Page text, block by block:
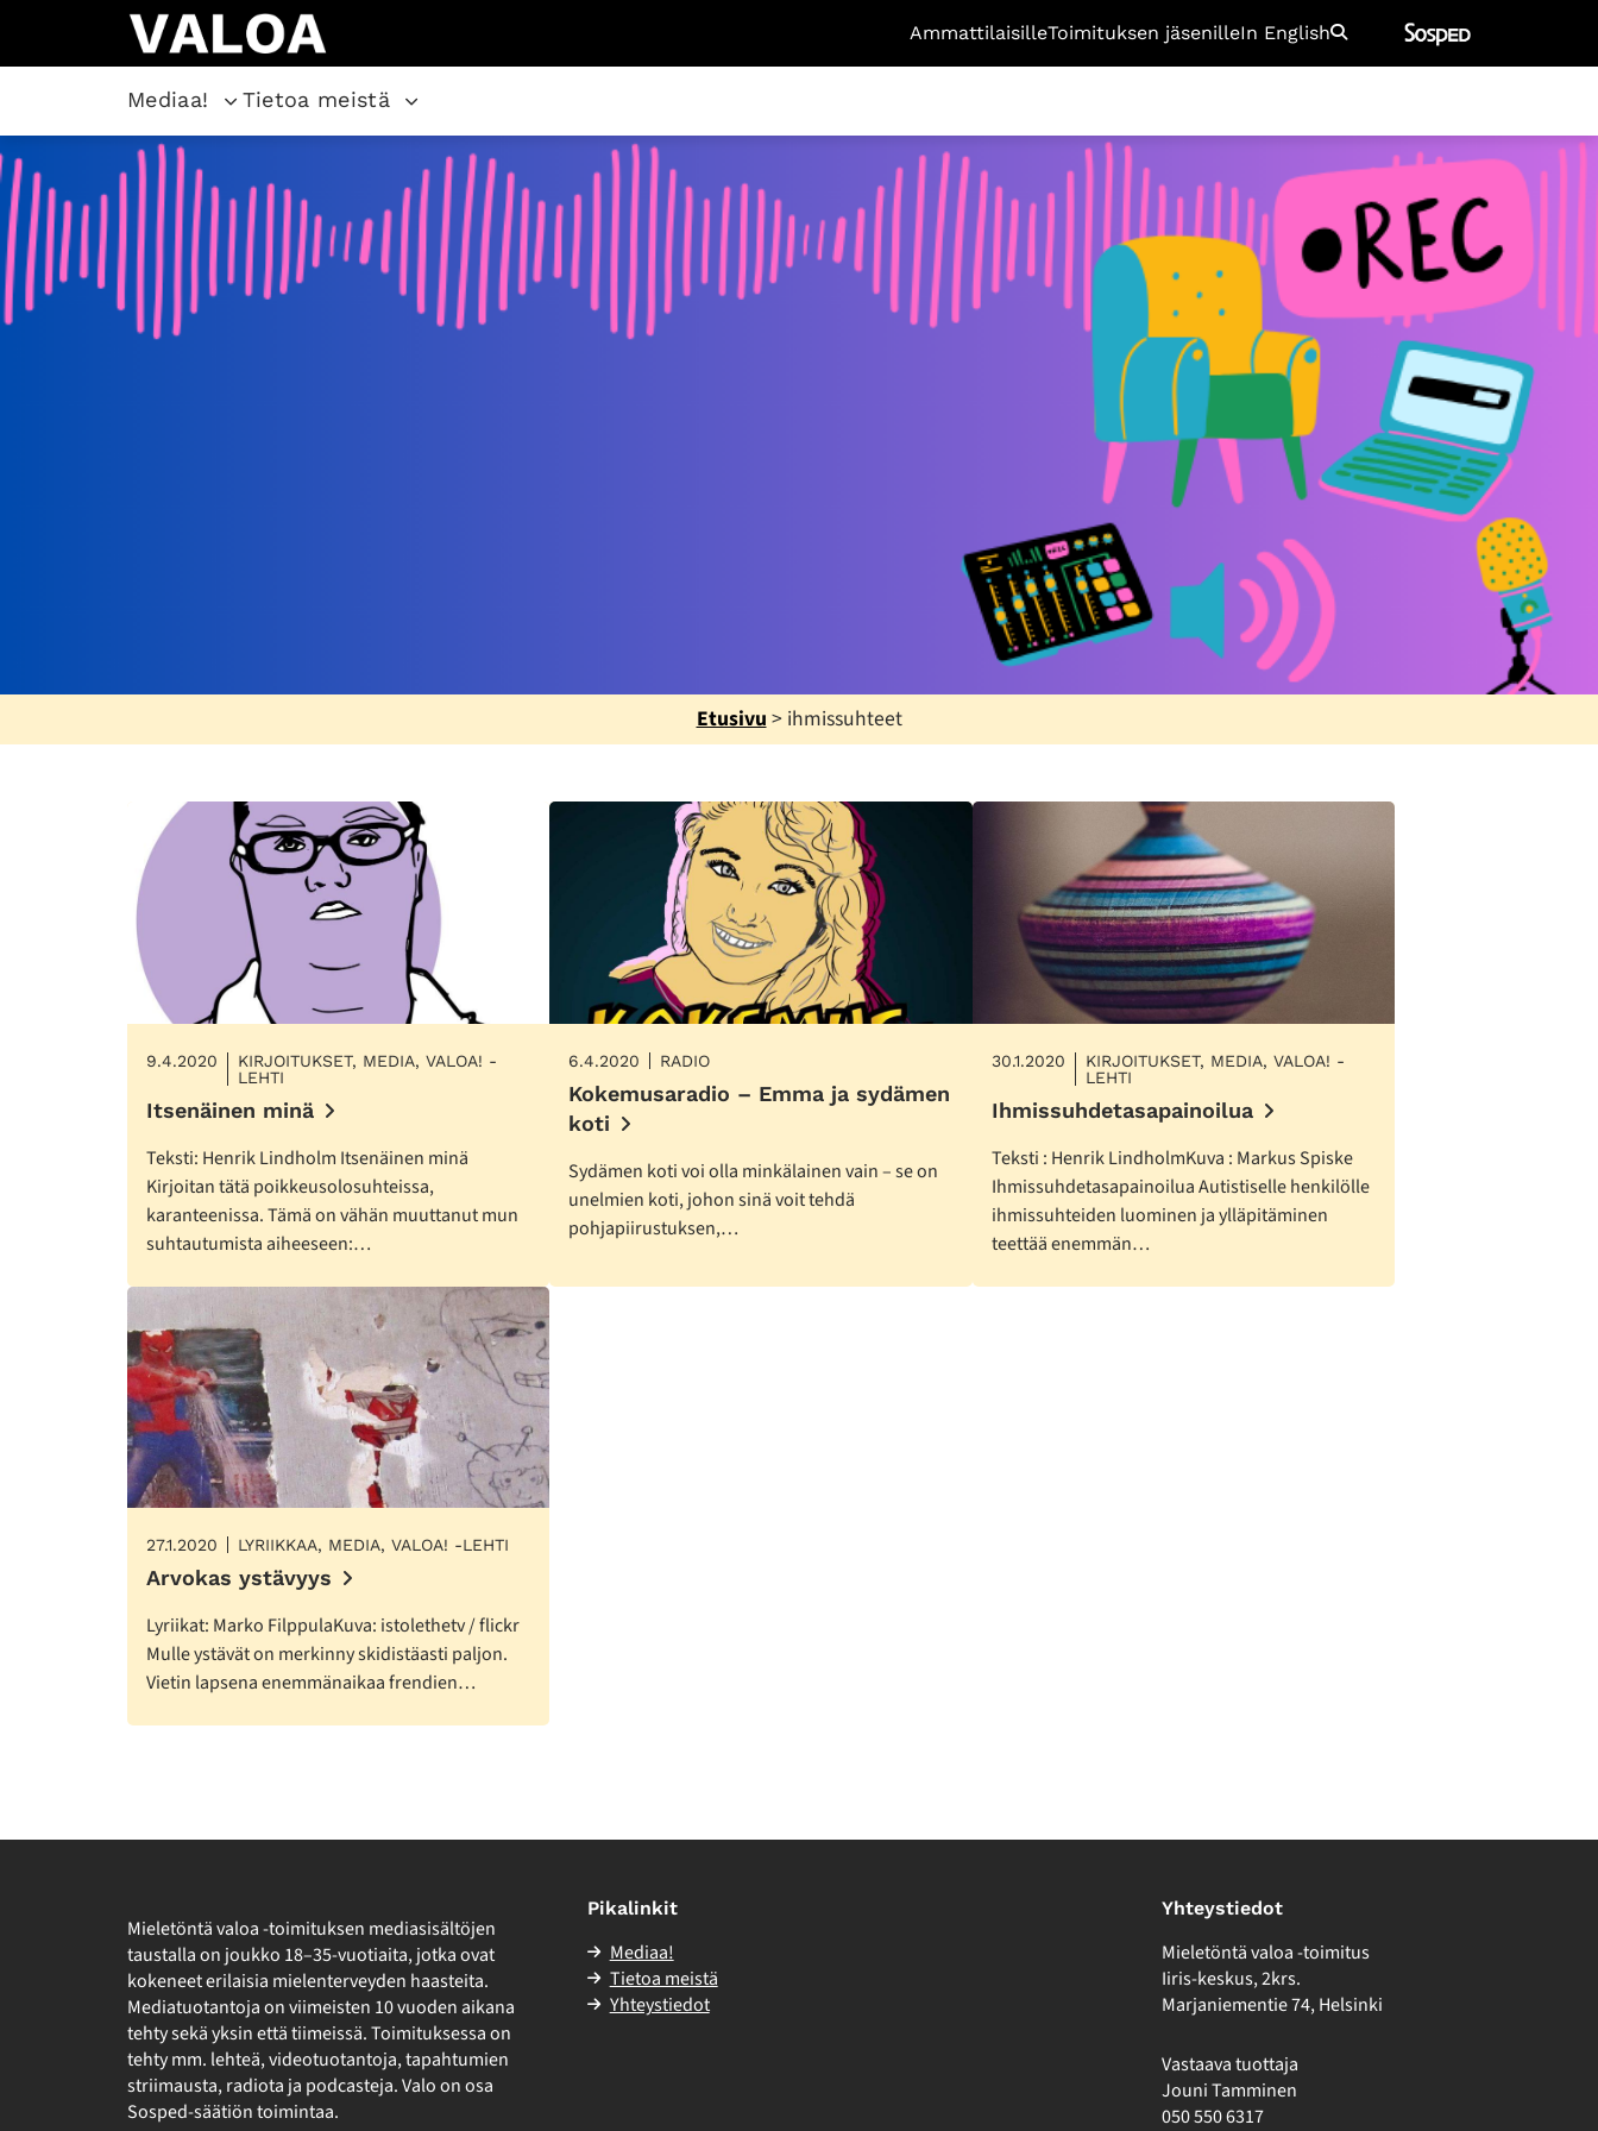
AmmattilaisilleToimituksen jäsenilleIn English Etsi
Mediaa! Tietoa meistä
Etusivu> ihmissuhteet
9.4.2020
KIRJOITUKSET, MEDIA, VALOA! -
LEHTI
Itsenäinen minä
Teksti: Henrik Lindholm Itsenäinen minä
Kirjoitan tätä poikkeusolosuhteissa,
karanteenissa. Tämä on vähän muuttanut mun
suhtautumista aiheeseen:…
6.4.2020 RADIO
Kokemusaradio – Emma ja sydämen
koti
Sydämen koti voi olla minkälainen vain – se on
unelmien koti, johon sinä voit tehdä
pohjapiirustuksen,…
30.1.2020
KIRJOITUKSET, MEDIA, VALOA! -
LEHTI
Ihmissuhdetasapainoilua
Teksti : Henrik LindholmKuva : Markus Spiske
Ihmissuhdetasapainoilua Autistiselle henkilölle
ihmissuhteiden luominen ja ylläpitäminen
teettää enemmän…
27.1.2020 LYRIIKKAA, MEDIA, VALOA! -LEHTI
Arvokas ystävyys
Lyriikat: Marko FilppulaKuva: istolethetv / flickr
Mulle ystävät on merkinny skidistäasti paljon.
Vietin lapsena enemmänaikaa frendien…
Mieletöntä valoa -toimituksen mediasisältöjen
taustalla on joukko 18–35-vuotiaita, jotka ovat
kokeneet erilaisia mielenterveyden haasteita.
Mediatuotantoja on viimeisten 10 vuoden aikana
tehty sekä yksin että tiimeissä. Toimituksessa on
tehty mm. lehteä, videotuotantoja, tapahtumien
striimausta, radiota ja podcasteja. Valo on osa
Sosped-säätiön toimintaa.
Pikalinkit
Mediaa!
Tietoa meistä
Yhteystiedot
Yhteystiedot
Mieletöntä valoa -toimitus
Iiris-keskus, 2krs.
Marjaniementie 74, Helsinki
Vastaava tuottaja
Jouni Tamminen
050 550 6317